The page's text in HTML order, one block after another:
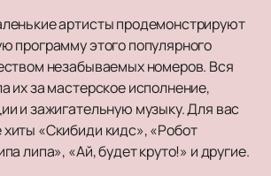
артисты продемонстрируют
программу этого популярного
незабываемых номеров. Вся
их за мастерское исполнение,
и зажигательную музыку. Для вас
«Скибиди кидс», «Робот
липа», «Ай, будет круто!» и другие.